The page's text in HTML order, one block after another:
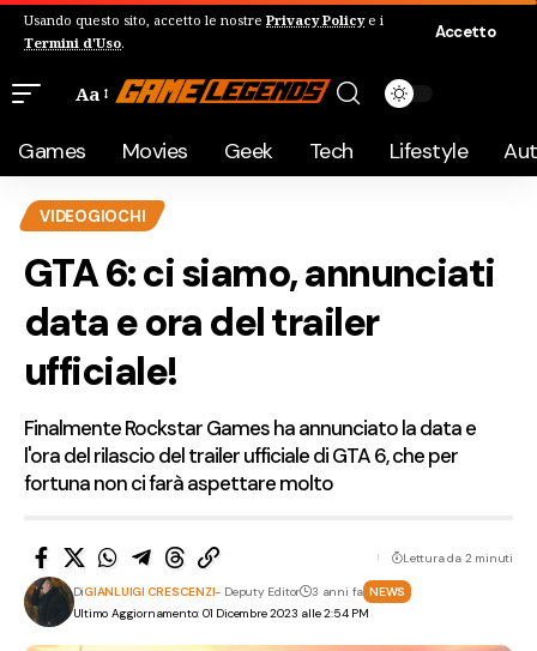
Usando questo sito, accetto le nostre Privacy Policye i
Termini d'Uso.
Accetto
Aa
Games Movies Geek Tech Lifestyle
VIDEOGIOCHI
GTA 6: ci siamo, annunciati
data e ora del trailer
ufficiale!
Finalmente Rockstar Games ha annunciato la data e
l'ora del rilascio del trailer ufficiale di GTA 6, che per
fortuna non ci farà aspettare molto
Ultimo Aggiornamento: 01 Dicembre 2023 alle 2:54 PM
DiGIANLUIGI CRESCENZI- Deputy Editor 3 anni fa NEWS
Lettura da 2 minuti